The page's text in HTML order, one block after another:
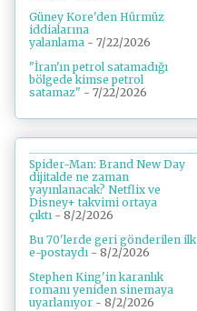
Güney Kore'den Hürmüz
iddialarına
yalanlama - 7/22/2026
"İran'ın petrol satamadığı
bölgede kimse petrol
satamaz" - 7/22/2026
Spider-Man: Brand New Day
dijitalde ne zaman
yayınlanacak? Netflix ve
Disney+ takvimi ortaya
çıktı - 8/2/2026
Bu 70'lerde geri gönderilen ilk
e-postaydı - 8/2/2026
Stephen King'in karanlık
romanı yeniden sinemaya
uyarlanıyor - 8/2/2026